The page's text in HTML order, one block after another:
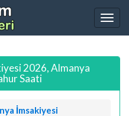
2026, Almanya
Saati
İmsakiyesi